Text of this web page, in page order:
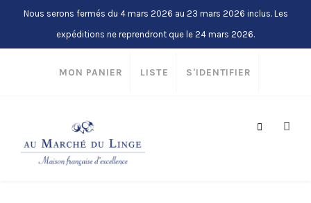
Nous serons fermés du 4 mars 2026 au 23 mars 2026 inclus. Les
expéditions ne reprendront que le 24 mars 2026.
MON PANIER LISTE S'IDENTIFIER